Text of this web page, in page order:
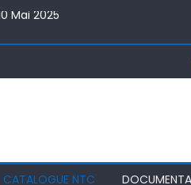
Mai 2025
ENSTP – TCHAD
du 22 au 26 avril 2024 en
2025
CATALOGUE NTC